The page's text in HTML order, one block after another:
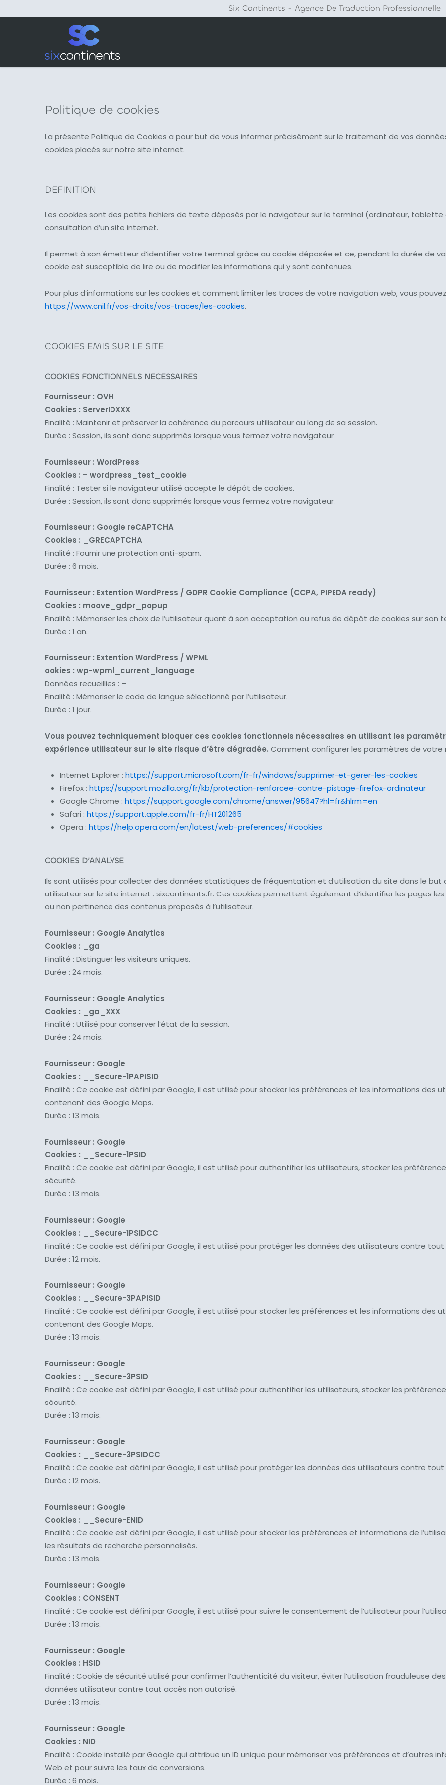
to
Six Continents - Agence De Traduction Professionnelle
Politique de cookies
La présente Politique de Cookies a pour but de vous informer précisément sur le traitement de vos
cookies placés sur notre site internet.
DEFINITION
Les cookies sont des petits fichiers de texte déposés par le navigateur sur le terminal (ordinateur, tablette
consultation d’un site internet.
Il permet à son émetteur d’identifier votre terminal grâce au cookie déposée et ce, pendant la durée de
cookie est susceptible de lire ou de modifier les informations qui y sont contenues.
Pour plus d’informations sur les cookies et comment limiter les traces de votre navigation web, vous
https://www.cnil.fr/vos-droits/vos-traces/les-cookies.
COOKIES EMIS SUR LE SITE
COOKIES FONCTIONNELS NECESSAIRES
Fournisseur : OVH
Cookies : ServerIDXXX
Finalité : Maintenir et préserver la cohérence du parcours utilisateur au long de sa session.
Durée : Session, ils sont donc supprimés lorsque vous fermez votre navigateur.
Fournisseur : WordPress
Cookies : – wordpress_test_cookie
Finalité : Tester si le navigateur utilisé accepte le dépôt de cookies.
Durée : Session, ils sont donc supprimés lorsque vous fermez votre navigateur.
Fournisseur : Google reCAPTCHA
Cookies : _GRECAPTCHA
Finalité : Fournir une protection anti-spam.
Durée : 6 mois.
Fournisseur : Extention WordPress / GDPR Cookie Compliance (CCPA, PIPEDA ready)
Cookies : moove_gdpr_popup
Finalité : Mémoriser les choix de l’utilisateur quant à son acceptation ou refus de dépôt de cookies sur son
Durée : 1 an.
Fournisseur : Extention WordPress / WPML
ookies : wp-wpml_current_language
Données recueillies : –
Finalité : Mémoriser le code de langue sélectionné par l’utilisateur.
Durée : 1 jour.
Vous pouvez techniquement bloquer ces cookies fonctionnels nécessaires en utilisant les
expérience utilisateur sur le site risque d’être dégradée.Comment configurer les paramètres de votre
Internet Explorer :https://support.microsoft.com/fr-fr/windows/supprimer-et-gerer-les-cookies
Firefox :https://support.mozilla.org/fr/kb/protection-renforcee-contre-pistage-firefox-ordinateur
Google Chrome :https://support.google.com/chrome/answer/95647?hl=fr&hlrm=en
Safari :https://support.apple.com/fr-fr/HT201265
Opera :https://help.opera.com/en/latest/web-preferences/#cookies
COOKIES D’ANALYSE
Ils sont utilisés pour collecter des données statistiques de fréquentation et d’utilisation du site dans le but
utilisateur sur le site internet : sixcontinents.fr. Ces cookies permettent également d’identifier les pages
ou non pertinence des contenus proposés à l’utilisateur.
Fournisseur : Google Analytics
Cookies : _ga
Finalité : Distinguer les visiteurs uniques.
Durée : 24 mois.
Fournisseur : Google Analytics
Cookies : _ga_XXX
Finalité : Utilisé pour conserver l’état de la session.
Durée : 24 mois.
Fournisseur : Google
Cookies :
__Secure-1PAPISID
Finalité : Ce cookie est défini par Google, il est utilisé pour stocker les préférences et les informations des
contenant des Google Maps.
Durée : 13 mois.
Fournisseur : Google
Cookies :
__Secure-1PSID
Finalité : Ce cookie est défini par Google, il est utilisé pour authentifier les utilisateurs, stocker les
sécurité.
Durée : 13 mois.
Fournisseur : Google
Cookies :
__Secure-1PSIDCC
Finalité : Ce cookie est défini par Google, il est utilisé pour protéger les données des utilisateurs contre
Durée : 12 mois.
Fournisseur : Google
Cookies :
__Secure-3PAPISID
Finalité : Ce cookie est défini par Google, il est utilisé pour stocker les préférences et les informations des
contenant des Google Maps.
Durée : 13 mois.
Fournisseur : Google
Cookies :
__Secure-3PSID
Finalité : Ce cookie est défini par Google, il est utilisé pour authentifier les utilisateurs, stocker les
sécurité.
Durée : 13 mois.
Fournisseur : Google
Cookies :
__Secure-3PSIDCC
Finalité : Ce cookie est défini par Google, il est utilisé pour protéger les données des utilisateurs contre
Durée : 12 mois.
Fournisseur : Google
Cookies :
__Secure-ENID
Finalité : Ce cookie est défini par Google, il est utilisé pour stocker les préférences et informations de
les résultats de recherche personnalisés.
Durée : 13 mois.
Fournisseur : Google
Cookies : CONSENT
Finalité : Ce cookie est défini par Google, il est utilisé pour suivre le consentement de l’utilisateur pour
Durée : 13 mois.
Fournisseur : Google
Cookies : HSID
Finalité : Cookie de sécurité utilisé pour confirmer l’authenticité du visiteur, éviter l’utilisation frauduleuse
données utilisateur contre tout accès non autorisé.
Durée : 13 mois.
Fournisseur : Google
Cookies : NID
Finalité : Cookie installé par Google qui attribue un ID unique pour mémoriser vos préférences et d’autres
Web et pour suivre les taux de conversions.
Durée : 6 mois.